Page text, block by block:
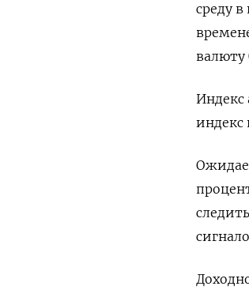
среду
валюту
Индекс
индекс